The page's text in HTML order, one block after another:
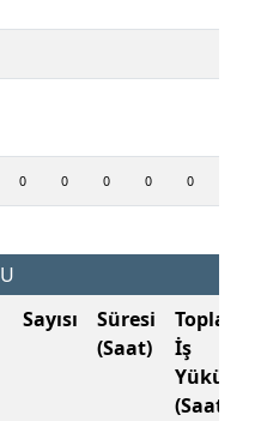
0 0 0 0 0
Sayısı
Süresi
(Saat)
Toplam
İş
Yükü
(Saat)